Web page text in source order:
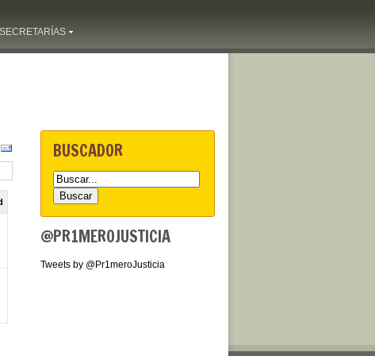
SECRETARÍAS
BUSCADOR
@PR1MEROJUSTICIA
Tweets by @Pr1meroJusticia